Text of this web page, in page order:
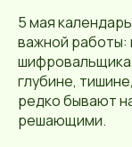
5 мая
важной работы:
глубине,
редко бывают
решающими.